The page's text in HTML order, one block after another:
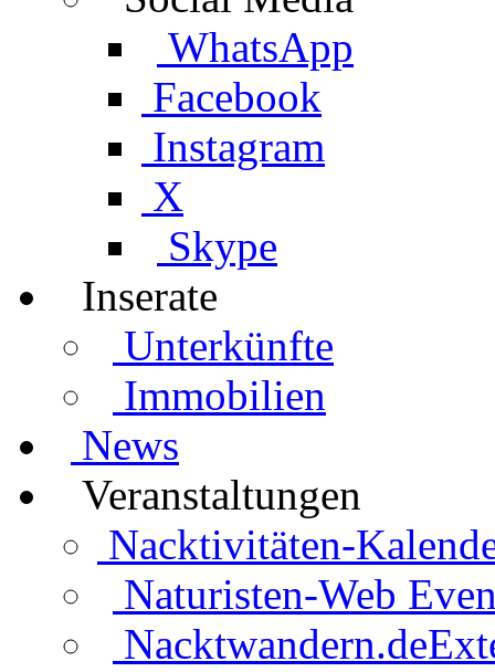
WhatsApp
Facebook
Instagram
X
Skype
Inserate
Unterkünfte
Immobilien
News
Veranstaltungen
Nacktivitäten-
Naturisten-Web
Nacktwandern.de